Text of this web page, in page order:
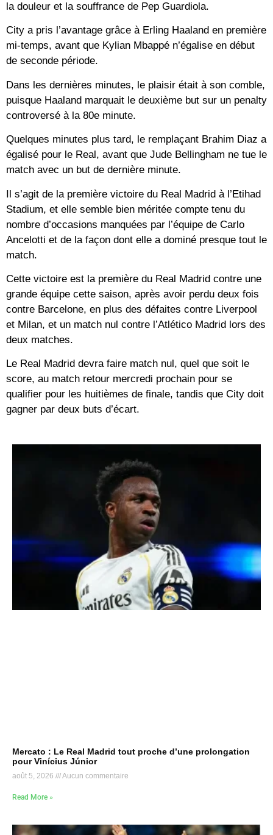
la douleur et la souffrance de Pep Guardiola.
City a pris l’avantage grâce à Erling Haaland en première
mi-temps, avant que Kylian Mbappé n’égalise en début
de seconde période.
Dans les dernières minutes, le plaisir était à son comble,
puisque Haaland marquait le deuxième but sur un penalty
controversé à la 80e minute.
Quelques minutes plus tard, le remplaçant Brahim Diaz a
égalisé pour le Real, avant que Jude Bellingham ne tue le
match avec un but de dernière minute.
Il s’agit de la première victoire du Real Madrid à l’Etihad
Stadium, et elle semble bien méritée compte tenu du
nombre d’occasions manquées par l’équipe de Carlo
Ancelotti et de la façon dont elle a dominé presque tout le
match.
Cette victoire est la première du Real Madrid contre une
grande équipe cette saison, après avoir perdu deux fois
contre Barcelone, en plus des défaites contre Liverpool
et Milan, et un match nul contre l’Atlético Madrid lors des
deux matches.
Le Real Madrid devra faire match nul, quel que soit le
score, au match retour mercredi prochain pour se
qualifier pour les huitièmes de finale, tandis que City doit
gagner par deux buts d’écart.
Mercato : Le Real Madrid tout proche d’une prolongation
pour Vinícius Júnior
août 5, 2026 Aucun commentaire
Read More »